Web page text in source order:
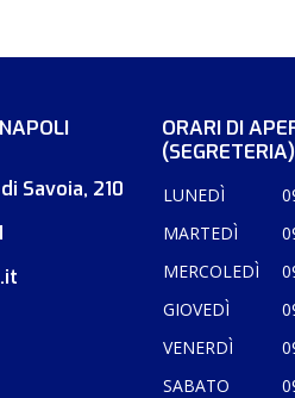
Savoia, 210
ORARI DI
(SEGRETERIA)
LUNEDÌ
MARTEDÌ
MERCOLEDÌ
GIOVEDÌ
VENERDÌ
SABATO